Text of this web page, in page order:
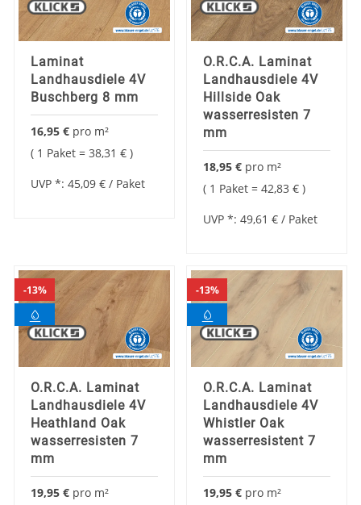
Laminat
Landhausdiele 4V
Buschberg 8 mm
16,95 € pro m²
1 Paket = 38,31 €
UVP *: 45,09 € / Paket
O.R.C.A. Laminat
Landhausdiele 4V
Hillside Oak
wasserresisten 7
mm
18,95 € pro m²
1 Paket = 42,83 €
UVP *: 49,61 € / Paket
13%
O.R.C.A. Laminat
Landhausdiele 4V
Heathland Oak
wasserresisten 7
mm
19,95 € pro m²
13%
O.R.C.A. Laminat
Landhausdiele 4V
Whistler Oak
wasserresistent 7
mm
19,95 € pro m²